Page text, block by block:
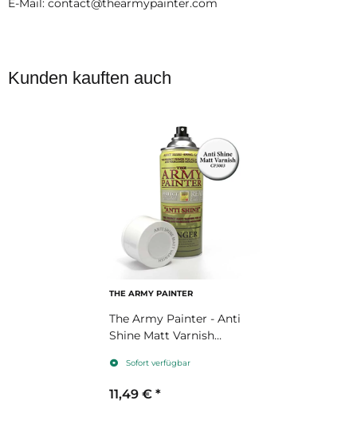
Kunden kauften auch
THE ARMY PAINTER
The Army Painter - Anti
Shine Matt Varnish
Sofort verfügbar
11,49 € *